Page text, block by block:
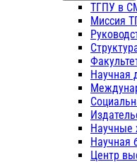
ТГПУ в
Миссия
Научная
Научные
Научная
Центр